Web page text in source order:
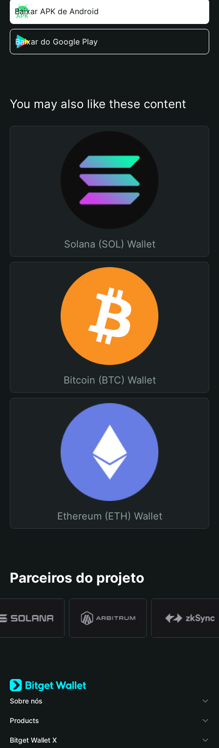
Baixar APK de Android
Baixar do Google Play
You may also like these content
Solana (SOL) Wallet
Bitcoin (BTC) Wallet
Ethereum (ETH) Wallet
Parceiros do projeto
Sobre nós
Bitget Wallet
Blog
Products
Crypto Card
Bitget Wallet X